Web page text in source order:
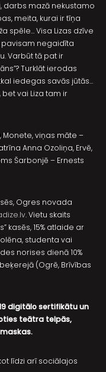
darbs mazā nekustamo
meita, kurai ir tīņa
spēle… Visa Lizas dzīve
pavisam negaidīta
Varbūt tā pat ir
Turklāt ierodas
iedegas savās jūtās…
bet vai Liza tam ir
Monete, viņas māte –
Anna Ozoliņa, Ervē,
Šarbonjē – Ernests
Ogres novada
. Vietu skaits
kasēs, 15% atlaide ar
studenta vai
norises dienā 10%
(Ogrē, Brīvības
digitālo sertifikātu un
teātra telpās,
līdzi arī sociālajos